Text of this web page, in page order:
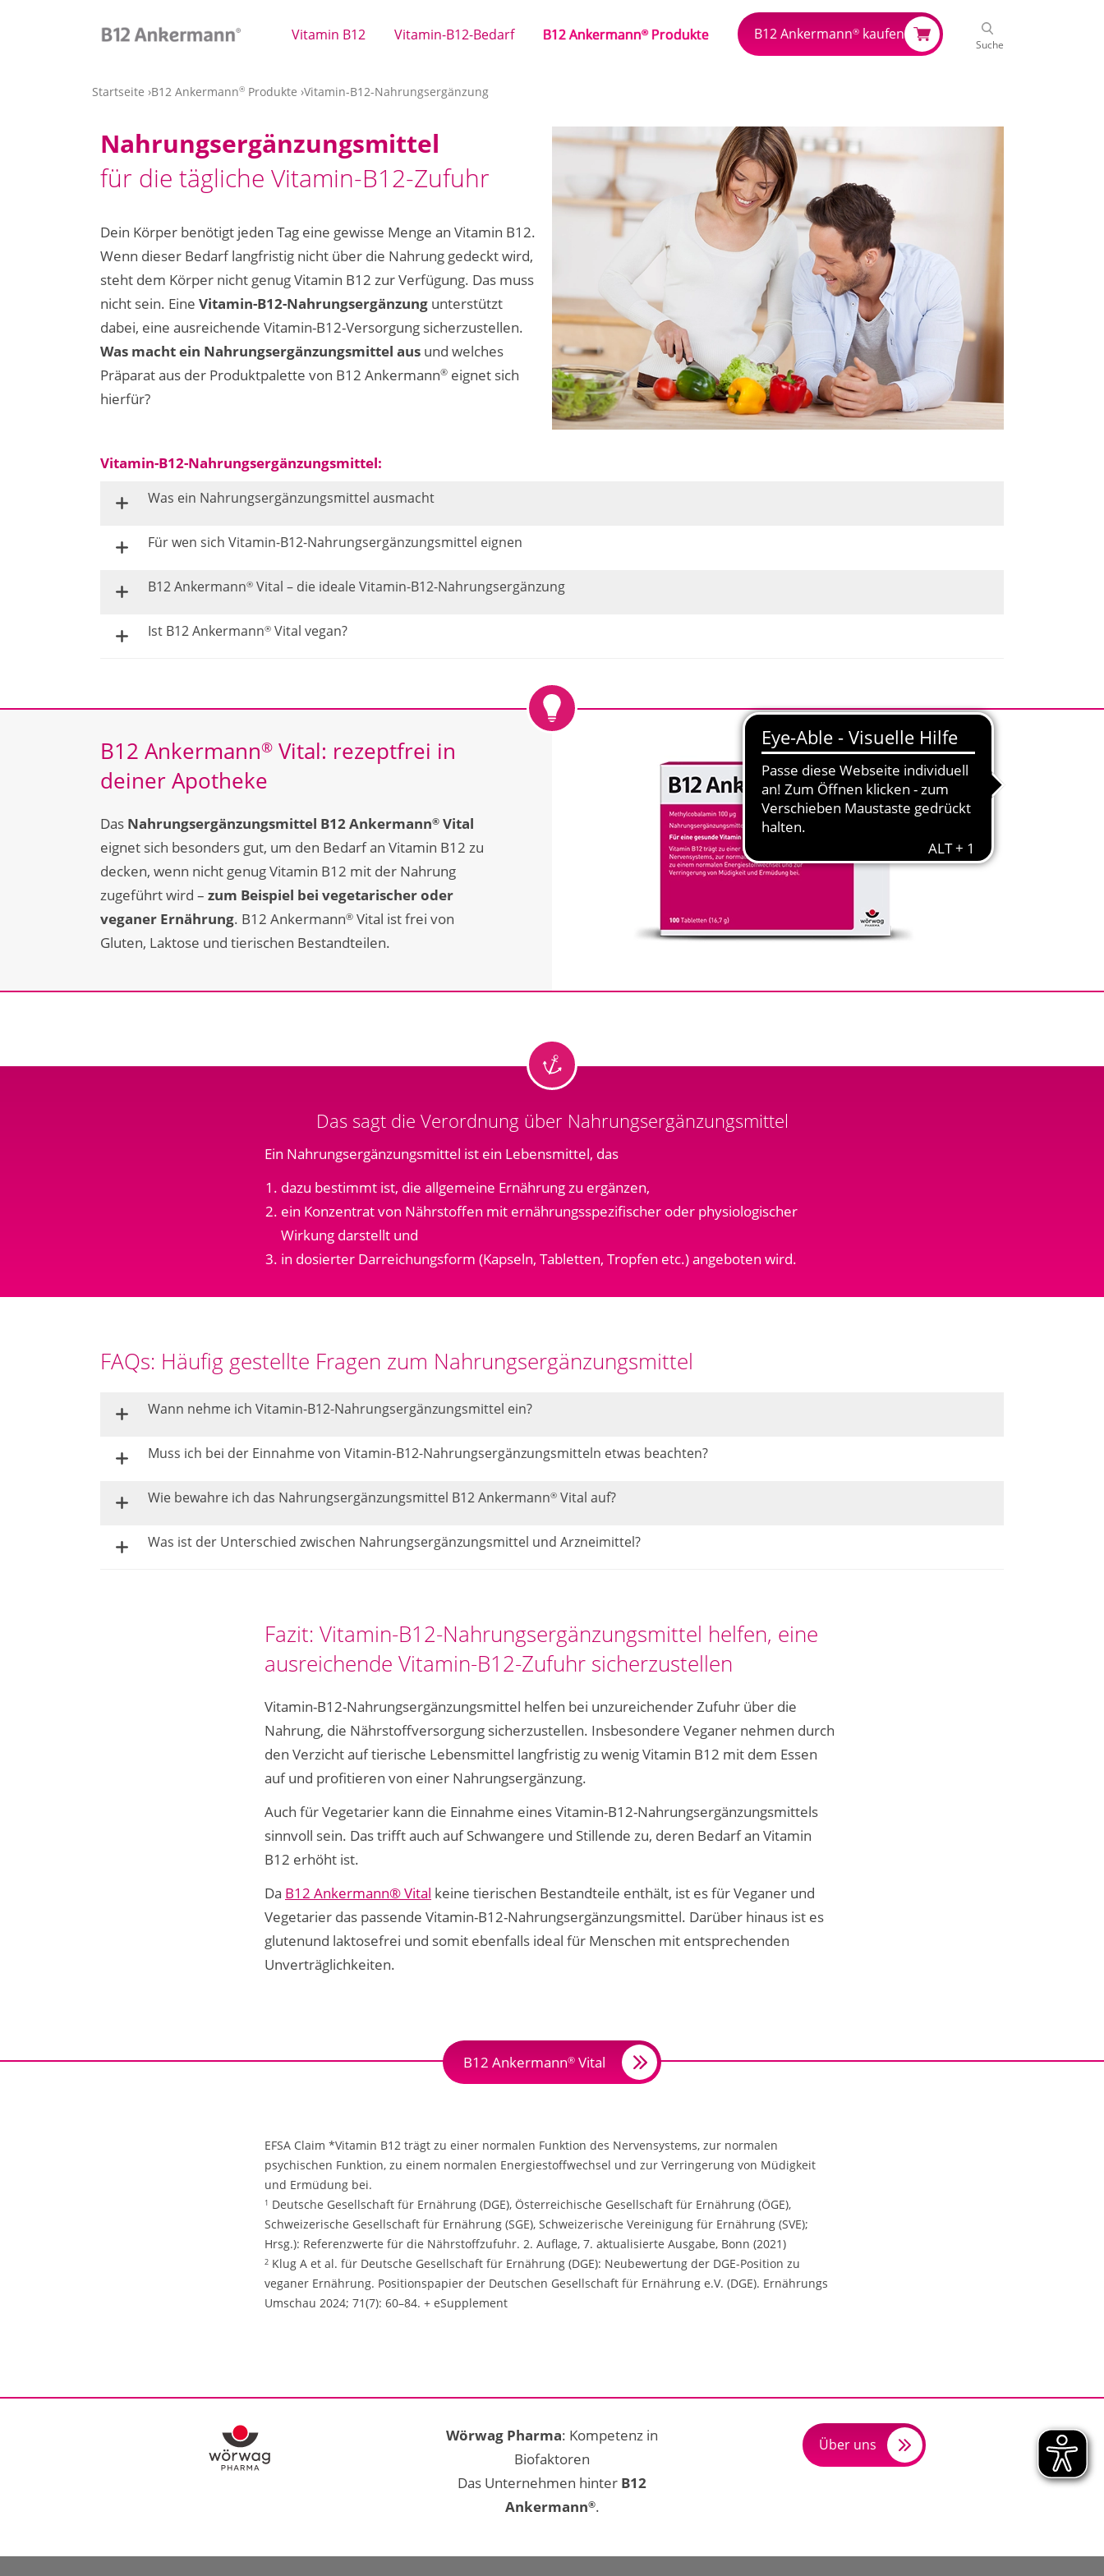
Vitamin B12 Vitamin-B12-Bedarf B12 Ankermann®Produkte B12 Ankermann® kaufen
Suche
Startseite B12 Ankermann® Produkte Vitamin-B12-Nahrungsergänzung
Nahrungsergänzungsmittel
für die tägliche Vitamin-B12-Zufuhr
Dein Körper benötigt jeden Tag eine gewisse Menge an Vitamin B12.
Wenn dieser Bedarf langfristig nicht über die Nahrung gedeckt wird,
steht dem Körper nicht genug Vitamin B12 zur Verfügung. Das muss
nicht sein. Eine Vitamin-B12-Nahrungsergänzung unterstützt
dabei, eine ausreichende Vitamin-B12-Versorgung sicherzustellen.
Was macht ein Nahrungsergänzungsmittel aus und welches
Präparat aus der Produktpalette von B12 Ankermann® eignet sich
hierfür?
Vitamin-B12-Nahrungsergänzungsmittel:
Was ein Nahrungsergänzungsmittel ausmacht
Für wen sich Vitamin-B12-Nahrungsergänzungsmittel eignen
B12 Ankermann® Vital – die ideale Vitamin-B12-Nahrungsergänzung
Ist B12 Ankermann® Vital vegan?
B12 Ankermann® Vital: rezeptfrei in
deiner Apotheke
Das Nahrungsergänzungsmittel B12 Ankermann® Vital
eignet sich besonders gut, um den Bedarf an Vitamin B12 zu
decken, wenn nicht genug Vitamin B12 mit der Nahrung
zugeführt wird – zum Beispiel bei vegetarischer oder
veganer Ernährung. B12 Ankermann® Vital ist frei von
Gluten, Laktose und tierischen Bestandteilen.
Das sagt die Verordnung über Nahrungsergänzungsmittel
Ein Nahrungsergänzungsmittel ist ein Lebensmittel, das
dazu bestimmt ist, die allgemeine Ernährung zu ergänzen,
ein Konzentrat von Nährstoffen mit ernährungsspezifischer oder physiologischer
Wirkung darstellt und
in dosierter Darreichungsform (Kapseln, Tabletten, Tropfen etc.) angeboten wird.
FAQs: Häufig gestellte Fragen zum Nahrungsergänzungsmittel
Wann nehme ich Vitamin-B12-Nahrungsergänzungsmittel ein?
Muss ich bei der Einnahme von Vitamin-B12-Nahrungsergänzungsmitteln etwas beachten?
Wie bewahre ich das Nahrungsergänzungsmittel B12 Ankermann® Vital auf?
Was ist der Unterschied zwischen Nahrungsergänzungsmittel und Arzneimittel?
Fazit: Vitamin-B12-Nahrungsergänzungsmittel helfen, eine
ausreichende Vitamin-B12-Zufuhr sicherzustellen
Vitamin-B12-Nahrungsergänzungsmittel helfen bei unzureichender Zufuhr über die
Nahrung, die Nährstoffversorgung sicherzustellen. Insbesondere Veganer nehmen durch
den Verzicht auf tierische Lebensmittel langfristig zu wenig Vitamin B12 mit dem Essen
auf und profitieren von einer Nahrungsergänzung.
Auch für Vegetarier kann die Einnahme eines Vitamin-B12-Nahrungsergänzungsmittels
sinnvoll sein. Das trifft auch auf Schwangere und Stillende zu, deren Bedarf an Vitamin
B12 erhöht ist.
Da B12 Ankermann® Vital keine tierischen Bestandteile enthält, ist es für Veganer und
Vegetarier das passende Vitamin-B12-Nahrungsergänzungsmittel. Darüber hinaus ist es
glutenund laktosefrei und somit ebenfalls ideal für Menschen mit entsprechenden
Unverträglichkeiten.
B12 Ankermann® Vital
EFSA Claim *Vitamin B12 trägt zu einer normalen Funktion des Nervensystems, zur normalen
psychischen Funktion, zu einem normalen Energiestoffwechsel und zur Verringerung von Müdigkeit
und Ermüdung bei.
1 Deutsche Gesellschaft für Ernährung (DGE), Österreichische Gesellschaft für Ernährung (ÖGE),
Schweizerische Gesellschaft für Ernährung (SGE), Schweizerische Vereinigung für Ernährung (SVE);
Hrsg.): Referenzwerte für die Nährstoffzufuhr. 2. Auflage, 7. aktualisierte Ausgabe, Bonn (2021)
2 Klug A et al. für Deutsche Gesellschaft für Ernährung (DGE): Neubewertung der DGE-Position zu
veganer Ernährung. Positionspapier der Deutschen Gesellschaft für Ernährung e.V. (DGE). Ernährungs
Umschau 2024; 71(7): 60–84. + eSupplement
Wörwag Pharma: Kompetenz in
Biofaktoren
Das Unternehmen hinter B12
Ankermann®.
Über uns